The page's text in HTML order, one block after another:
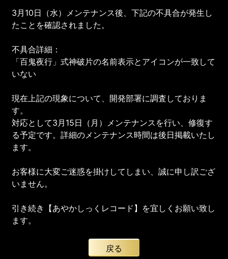
3月10日（水）メンテナンス後、下記の不具合が発生し
たことを確認されました。
不具合詳細：
「百鬼夜行」式神破片の名前表示とアイコンが一致して
いない
現在上記の現象について、開発部署に調査しておりま
す。
対応として3月15日（月）メンテナンスを行い、修復す
る予定です。詳細のメンテナンス時間は後日掲載いたし
ます。
お客様に大変ご迷惑を掛けしてしまい、誠に申し訳ござ
いません。
引き続き【あやかしっくレコード】を宜しくお願い致し
ます。
戻る